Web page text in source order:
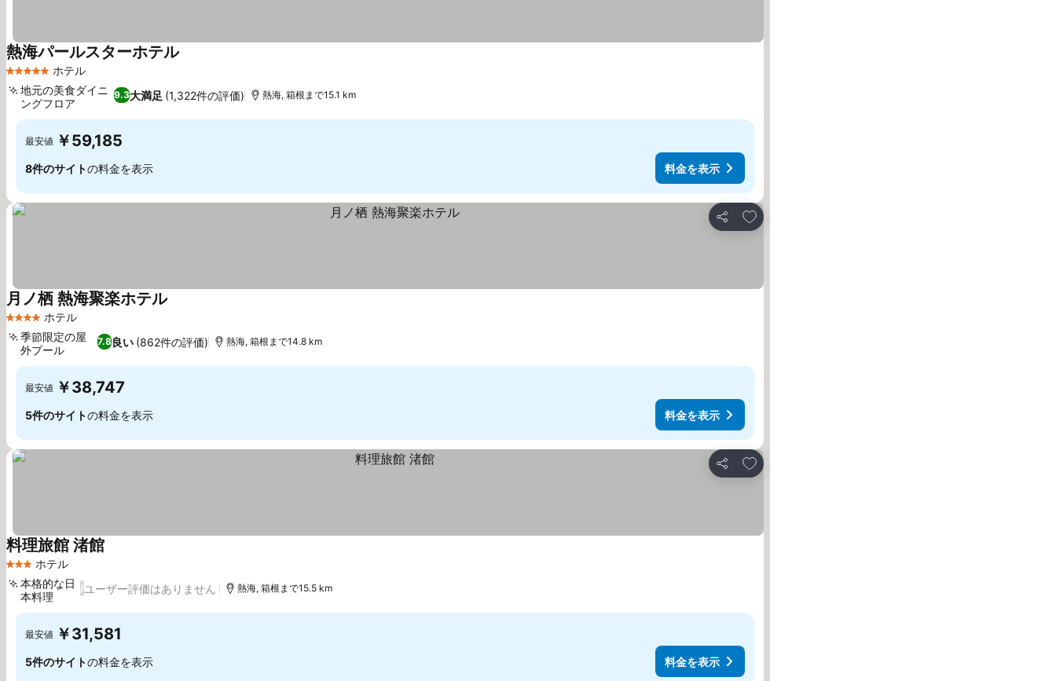
5 ホテルのランク
ホテル
熱海パールスターホテル
9.3大満足 (1,322件の評価)
地元の美食ダイニ
ングフロア
熱海, 箱根まで15.1 km
最安値 ￥59,185
8件のサイトの料金を表示 料金を表示
シェア
お気に入りに追加
4 ホテルのランク
ホテル
月ノ栖 熱海聚楽ホテル
7.8良い (862件の評価)
季節限定の屋
外プール
熱海, 箱根まで14.8 km
最安値 ￥38,747
5件のサイトの料金を表示 料金を表示
シェア
お気に入りに追加
3 ホテルのランク
ホテル
料理旅館 渚館
/ユーザー評価はありません
本格的な日
本料理
熱海, 箱根まで15.5 km
最安値 ￥31,581
5件のサイトの料金を表示 料金を表示